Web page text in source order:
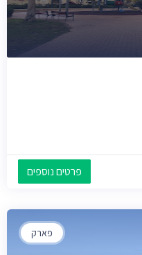
פרטים נוספים
פארק